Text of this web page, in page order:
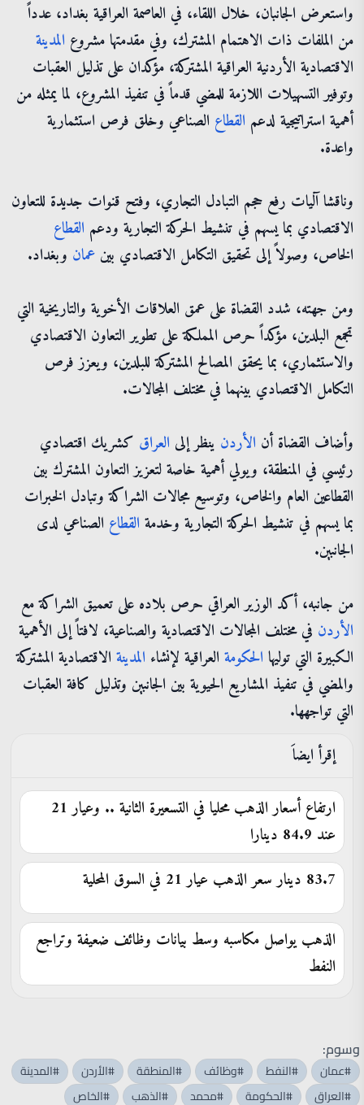
واستعرض الجانبان، خلال اللقاء، في العاصمة العراقية بغداد، عدداً
من الملفات ذات الاهتمام المشترك، وفي مقدمتها مشروع المدينة
الاقتصادية الأردنية العراقية المشتركة، مؤكدان على تذليل العقبات
وتوفير التسهيلات اللازمة للمضي قدماً في تنفيذ المشروع، لما يمثله من
أهمية استراتيجية لدعم القطاع الصناعي وخلق فرص استثمارية
واعدة.
وناقشا آليات رفع حجم التبادل التجاري، وفتح قنوات جديدة للتعاون
الاقتصادي بما يسهم في تنشيط الحركة التجارية ودعم القطاع
الخاص، وصولاً إلى تحقيق التكامل الاقتصادي بين عمان وبغداد.
ومن جهته، شدد القضاة على عمق العلاقات الأخوية والتاريخية التي
تجمع البلدين، مؤكداً حرص المملكة على تطوير التعاون الاقتصادي
والاستثماري، بما يحقق المصالح المشتركة للبلدين، ويعزز فرص
التكامل الاقتصادي بينهما في مختلف المجالات.
وأضاف القضاة أن الأردن ينظر إلى العراق كشريك اقتصادي
رئيسي في المنطقة، ويولي أهمية خاصة لتعزيز التعاون المشترك بين
القطاعين العام والخاص، وتوسيع مجالات الشراكة وتبادل الخبرات
بما يسهم في تنشيط الحركة التجارية وخدمة القطاع الصناعي لدى
الجانبين.
من جانبه، أكد الوزير العراقي حرص بلاده على تعميق الشراكة مع
الأردن في مختلف المجالات الاقتصادية والصناعية، لافتاً إلى الأهمية
الكبيرة التي توليها الحكومة العراقية لإنشاء المدينة الاقتصادية المشتركة
والمضي في تنفيذ المشاريع الحيوية بين الجانبين وتذليل كافة العقبات
التي تواجهها.
إقرأ ايضاَ
ارتفاع أسعار الذهب محليا في التسعيرة الثانية .. وعيار 21
عند 84.9 دينارا
83.7 دينار سعر الذهب عيار 21 في السوق المحلية
الذهب يواصل مكاسبه وسط بيانات وظائف ضعيفة وتراجع
النفط
وسوم:
#عمان #النفط #وظائف #المنطقة #الأردن
#المدينة
#العراق
#الحكومة #محمد #الذهب #الخاص